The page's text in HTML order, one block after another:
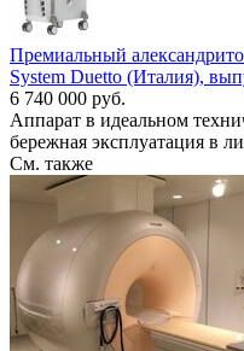
Премиальный
System Duetto (Италия),
6 740 000 руб.
Аппарат в идеальном
бережная эксплуатация в
См. также